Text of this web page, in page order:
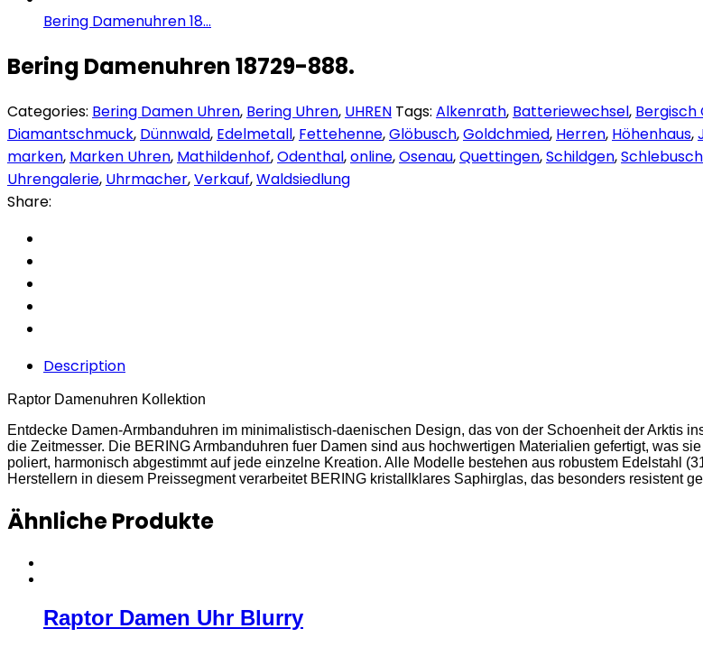
Bering Damenuhren 18...
Bering Damenuhren 18729-888.
Categories: Bering Damen Uhren, Bering Uhren, UHREN Tags: Alkenrath, Batteriewechsel, Bergisch
Diamantschmuck, Dünnwald, Edelmetall, Fettehenne,Glöbusch,Goldchmied, Herren, Höhenhaus,
marken, Marken Uhren, Mathildenhof,Odenthal,online,Osenau,Quettingen,Schildgen,Schlebusch
Uhrengalerie, Uhrmacher,Verkauf,Waldsiedlung
Share:
Description
Raptor Damenuhren Kollektion
Entdecke Damen-Armbanduhren im minimalistisch-daenischen Design, das von der Schoenheit der Arktis
die Zeitmesser. Die BERING Armbanduhren fuer Damen sind aus hochwertigen Materialien gefertigt, was
poliert, harmonisch abgestimmt auf jede einzelne Kreation. Alle Modelle bestehen aus robustem Edelstahl
Herstellern in diesem Preissegment verarbeitet BERING kristallklares Saphirglas, das besonders resistent
Ähnliche Produkte
Raptor Damen Uhr Blurry